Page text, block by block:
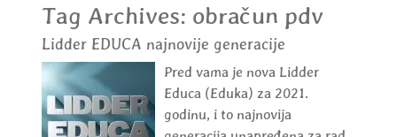
Tag Archives: obračun pdv
Lidder EDUCA najnovije generacije
Pred vama je nova Lidder
Educa (Eduka) za 2021.
godinu, i to najnovija